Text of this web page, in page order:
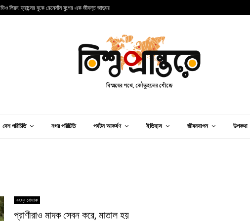
ভিও লিয়ন: ফ্রান্সের বুকে রেনেসাঁস যুগের এক জীবন্ত জাদুঘর
দেশ পরিচিতি নগর পরিচিতি পর্যটন আকর্ষণ ইতিহাস জীবনযাপন উপকথা
রহস্য রোমাঞ্চ
প্রাণীরাও মাদক সেবন করে, মাতাল হয়